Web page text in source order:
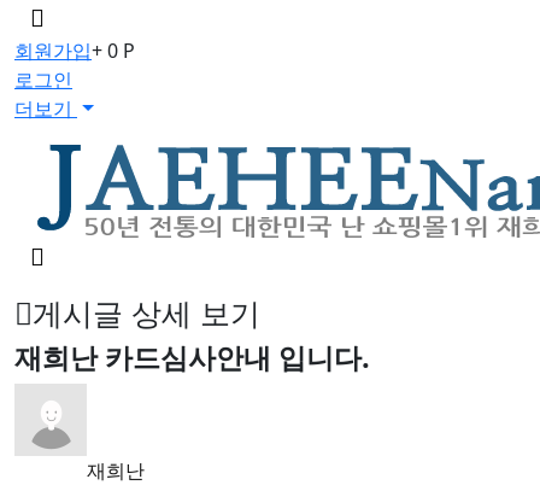
메
뉴
버
튼
회원가입+ 0 P
로그인
더보기
검
버
튼
게시글 상세 보기
재희난 카드심사안내 입니다.
재희난